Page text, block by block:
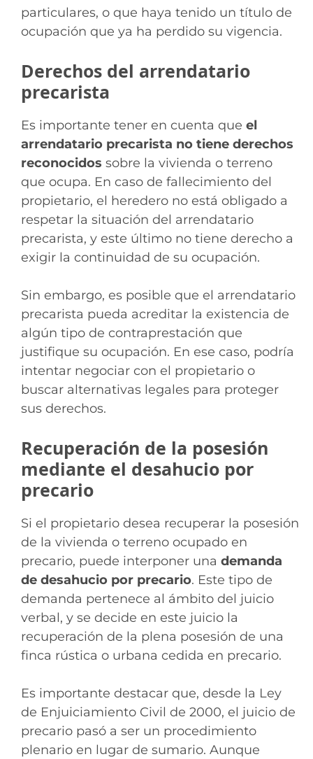
particulares, o que haya tenido un título de
ocupación que ya ha perdido su vigencia.
Derechos del arrendatario
precarista
Es importante tener en cuenta que el
arrendatario precarista no tiene derechos
reconocidos sobre la vivienda o terreno
que ocupa. En caso de fallecimiento del
propietario, el heredero no está obligado a
respetar la situación del arrendatario
precarista, y este último no tiene derecho a
exigir la continuidad de su ocupación.
Sin embargo, es posible que el arrendatario
precarista pueda acreditar la existencia de
algún tipo de contraprestación que
justifique su ocupación. En ese caso, podría
intentar negociar con el propietario o
buscar alternativas legales para proteger
sus derechos.
Recuperación de la posesión
mediante el desahucio por
precario
Si el propietario desea recuperar la posesión
de la vivienda o terreno ocupado en
precario, puede interponer una demanda
de desahucio por precario. Este tipo de
demanda pertenece al ámbito del juicio
verbal, y se decide en este juicio la
recuperación de la plena posesión de una
finca rústica o urbana cedida en precario.
Es importante destacar que, desde la Ley
de Enjuiciamiento Civil de 2000, el juicio de
precario pasó a ser un procedimiento
plenario en lugar de sumario. Aunque